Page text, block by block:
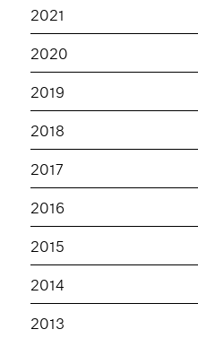
2021
2020
2019
2018
2017
2016
2015
2014
2013